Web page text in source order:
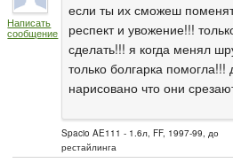
Написать
сообщение
если ты их сможеш
респект и увожение!!!
сделать!!! я когда менял
только болгарка
нарисовано что они
Spacio AE111 - 1.6л, FF, 1997-99, до
рестайлинга